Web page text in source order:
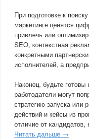
При подготовке к
маркетинге ценятся
привлечь или
SEO, контекстная
конкретными
исполнителей, а
Наконец, будьте
работодатели могут
стратегию запуска или
действий и кейсы из
отличие от
Читать дальше →